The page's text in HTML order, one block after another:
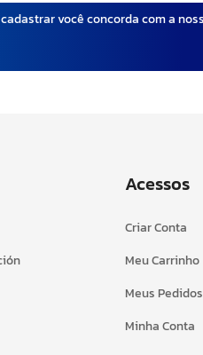
você concorda com a
Acessos
Criar Conta
Meu Carrinho
Meus Pedidos
Minha Conta